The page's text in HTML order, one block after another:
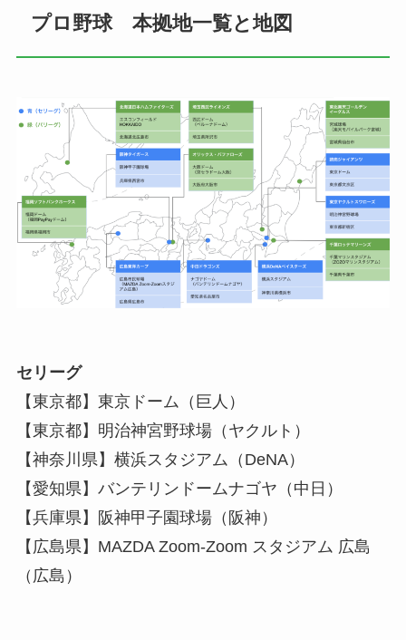
プロ野球 本拠地一覧と地図
セリーグ
【東京都】東京ドーム（巨人）
【東京都】明治神宮野球場（ヤクルト）
【神奈川県】横浜スタジアム（DeNA）
【愛知県】バンテリンドームナゴヤ（中日）
【兵庫県】阪神甲子園球場（阪神）
【広島県】MAZDA Zoom-Zoom スタジアム 広島
（広島）